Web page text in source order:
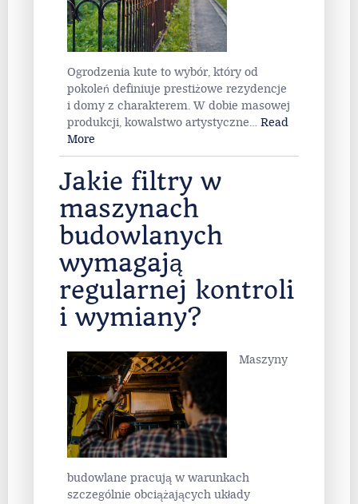
Ogrodzenia kute to wybór, który od
pokoleń definiuje prestiżowe rezydencje
i domy z charakterem. W dobie masowej
produkcji, kowalstwo artystyczne… Read
More
Jakie filtry w
maszynach
budowlanych
wymagają
regularnej kontroli
i wymiany?
Maszyny
budowlane pracują w warunkach
szczególnie obciążających układy